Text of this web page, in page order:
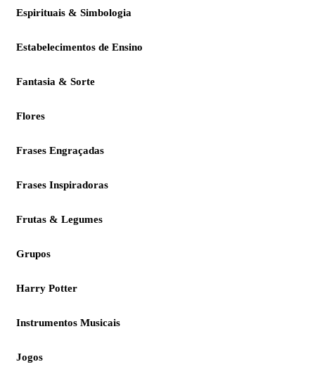
Espirituais & Simbologia
Estabelecimentos de Ensino
Fantasia & Sorte
Flores
Frases Engraçadas
Frases Inspiradoras
Frutas & Legumes
Grupos
Harry Potter
Instrumentos Musicais
Jogos